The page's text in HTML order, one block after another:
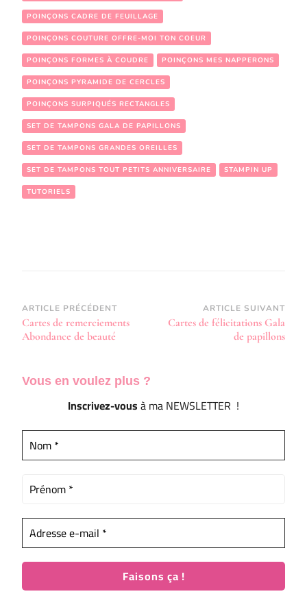
POINÇONS CADRE DE FEUILLAGE
POINÇONS COUTURE OFFRE-MOI TON COEUR
POINÇONS FORMES À COUDRE POINÇONS MES NAPPERONS
POINÇONS PYRAMIDE DE CERCLES
POINÇONS SURPIQUÉS RECTANGLES
SET DE TAMPONS GALA DE PAPILLONS
SET DE TAMPONS GRANDES OREILLES
SET DE TAMPONS TOUT PETITS ANNIVERSAIRE STAMPIN UP
TUTORIELS
Navigation
d’article
ARTICLE PRÉCÉDENT
Cartes de remerciements
Abondance de beauté
ARTICLE SUIVANT
Cartes de félicitations Gala
de papillons
Vous en voulez plus ?
Inscrivez-vousà ma NEWSLETTER !